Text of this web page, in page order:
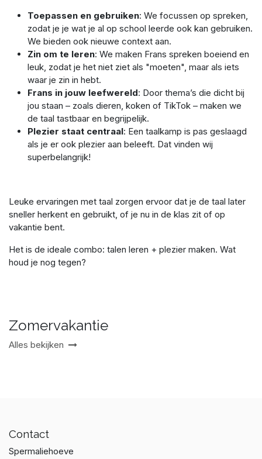
Toepassen en gebruiken: We focussen op spreken,
zodat je je wat je al op school leerde ook kan gebruiken.
We bieden ook nieuwe context aan.
Zin om te leren: We maken Frans spreken boeiend en
leuk, zodat je het niet ziet als "moeten", maar als iets
waar je zin in hebt.
Frans in jouw leefwereld: Door thema’s die dicht bij
jou staan – zoals dieren, koken of TikTok – maken we
de taal tastbaar en begrijpelijk.
Plezier staat centraal: Een taalkamp is pas geslaagd
als je er ook plezier aan beleeft. Dat vinden wij
superbelangrijk!
Leuke ervaringen met taal zorgen ervoor dat je de taal later
sneller herkent en gebruikt, of je nu in de klas zit of op
vakantie bent.
Het is de ideale combo: talen leren + plezier maken. Wat
houd je nog tegen?
Zomervakantie
Alles bekijken
Contact
Spermaliehoeve